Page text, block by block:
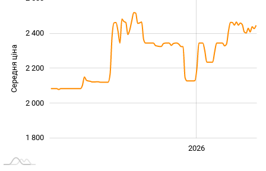
Середня ціна 1 800
1 800
2 000
2 200
2 400
2026